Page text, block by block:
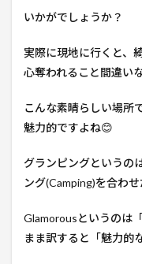
いかがでしょうか？
実際に現地に行くと、
心奪われること間違い
こんな素晴らしい場所
魅力的ですよね😊
グランピングというの
ング(Camping)を合わせ
Glamorousというのは
まま訳すると「魅力的